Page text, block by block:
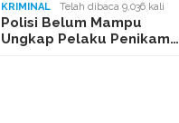
KRIMINAL Telah dibaca 9,036 kali
Polisi Belum Mampu
Ungkap Pelaku Penikam…